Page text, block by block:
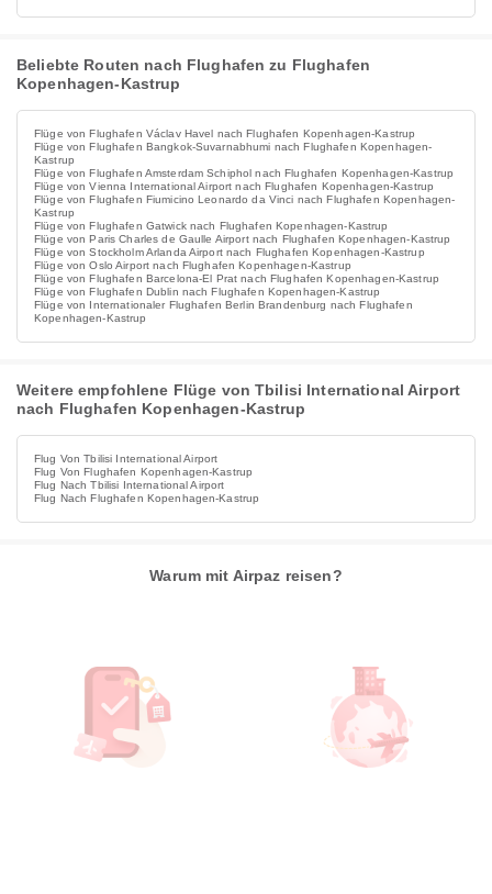
Beliebte Routen nach Flughafen zu Flughafen
Kopenhagen-Kastrup
Flüge von Flughafen Václav Havel nach Flughafen Kopenhagen-Kastrup
Flüge von Flughafen Bangkok-Suvarnabhumi nach Flughafen Kopenhagen-
Kastrup
Flüge von Flughafen Amsterdam Schiphol nach Flughafen Kopenhagen-Kastrup
Flüge von Vienna International Airport nach Flughafen Kopenhagen-Kastrup
Flüge von Flughafen Fiumicino Leonardo da Vinci nach Flughafen Kopenhagen-
Kastrup
Flüge von Flughafen Gatwick nach Flughafen Kopenhagen-Kastrup
Flüge von Paris Charles de Gaulle Airport nach Flughafen Kopenhagen-Kastrup
Flüge von Stockholm Arlanda Airport nach Flughafen Kopenhagen-Kastrup
Flüge von Oslo Airport nach Flughafen Kopenhagen-Kastrup
Flüge von Flughafen Barcelona-El Prat nach Flughafen Kopenhagen-Kastrup
Flüge von Flughafen Dublin nach Flughafen Kopenhagen-Kastrup
Flüge von Internationaler Flughafen Berlin Brandenburg nach Flughafen
Kopenhagen-Kastrup
Weitere empfohlene Flüge von Tbilisi International Airport
nach Flughafen Kopenhagen-Kastrup
Flug Von Tbilisi International Airport
Flug Von Flughafen Kopenhagen-Kastrup
Flug Nach Tbilisi International Airport
Flug Nach Flughafen Kopenhagen-Kastrup
Warum mit Airpaz reisen?